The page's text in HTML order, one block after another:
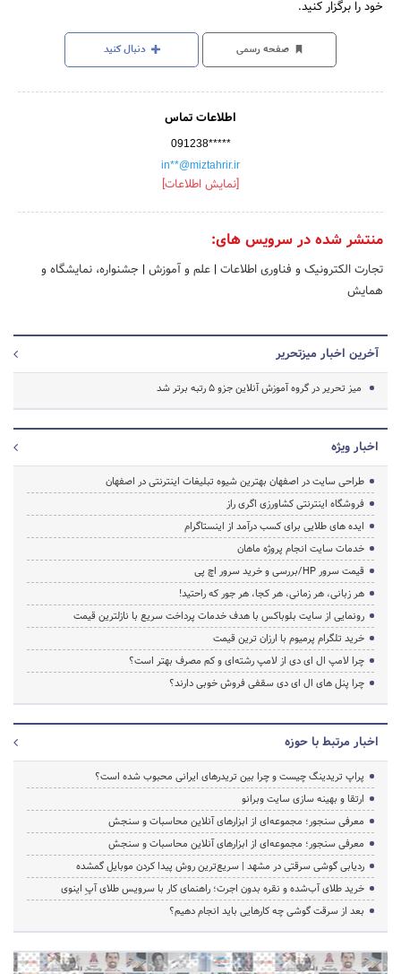
خود را برگزار کنید.
صفحه رسمی دنبال کنید
اطلاعات تماس
091238*****
in**@miztahrir.ir
[نمایش اطلاعات]
منتشر شده در سرویس های:
تجارت الکترونیک و فناوری اطلاعات | علم و آموزش | جشنواره، نمایشگاه و
همایش
آخرین اخبار میزتحریر
میز تحریر در گروه آموزش آنلاین جزو 5 رتبه برتر شد
اخبار ویژه
طراحی سایت در اصفهان بهترین شیوه تبلیغات اینترنتی در اصفهان
فروشگاه اینترنتی کشاورزی اگری راز
ایده های طلایی برای کسب درآمد از اینستاگرام
خدمات سایت انجام پروژه ماهان
قیمت سرور HP/بررسی و خرید سرور اچ پی
هر زبانی، هر زمانی، هر کجا، هر جور که راحتید!
رونمایی از سایت بلوباکس با هدف خدمات پرداخت سریع با نازلترین قیمت
خرید تلگرام پرمیوم با ارزان ترین قیمت
چرا لامپ ال ای دی از لامپ رشته‌ای و کم مصرف بهتر است؟
چرا پنل های ال ای دی سقفی فروش خوبی دارند؟
اخبار مرتبط با حوزه
پراپ تریدینگ چیست و چرا بین تریدرهای ایرانی محبوب شده است؟
ارتقا و بهینه سازی سایت وبرانو
معرفی سنجور؛ مجموعه‌ای از ابزارهای آنلاین محاسبات و سنجش
معرفی سنجور؛ مجموعه‌ای از ابزارهای آنلاین محاسبات و سنجش
ردیابی گوشی سرقتی در مشهد | سریع‌ترین روش پیدا کردن موبایل گمشده
خرید طلای آب‌شده و نقره بدون اجرت؛ راهنمای کار با سرویس طلای آپِ اینوی
بعد از سرقت گوشی چه کارهایی باید انجام دهیم؟